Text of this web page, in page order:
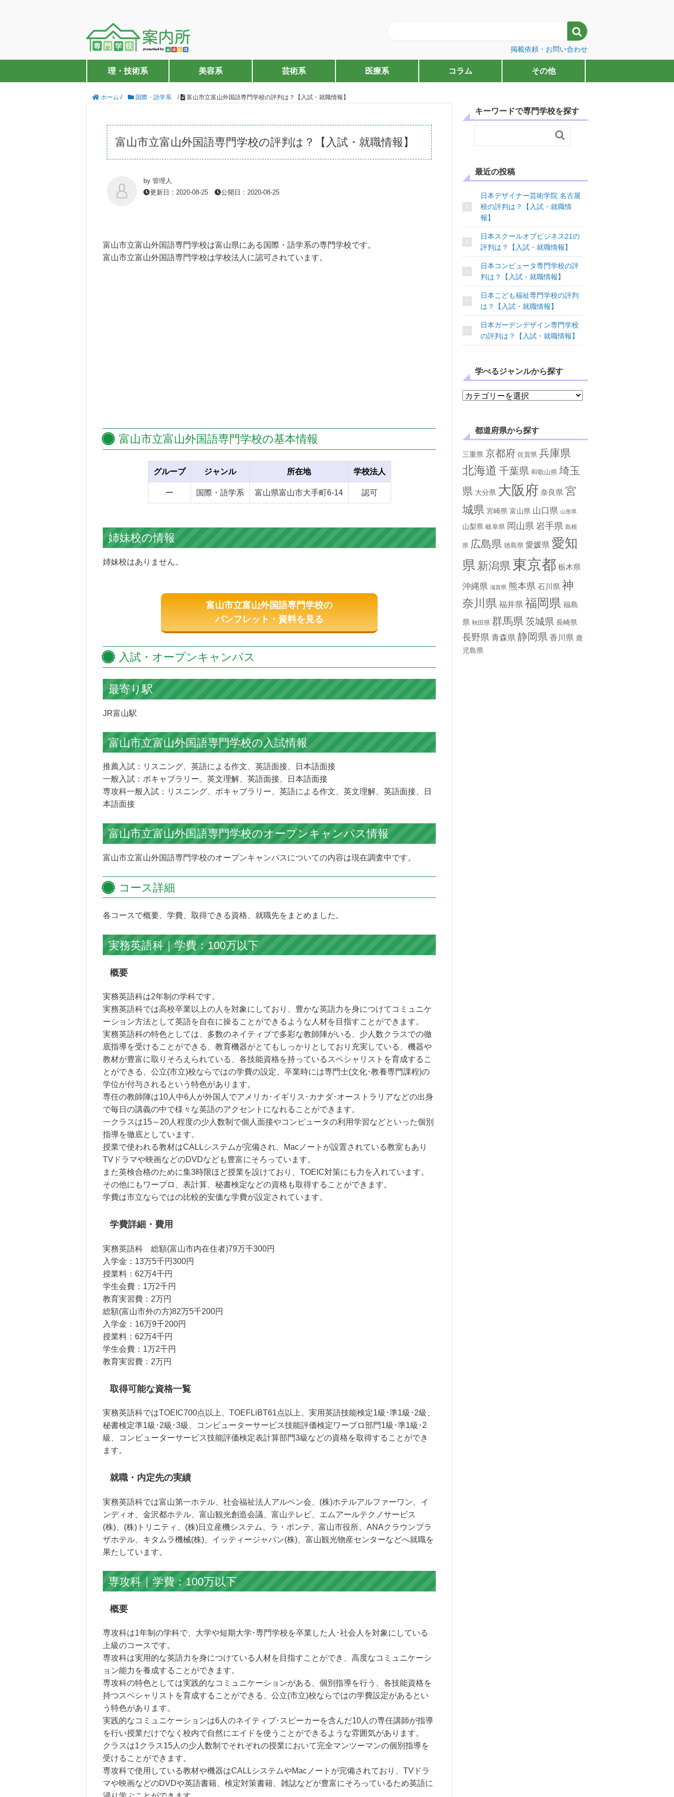

掲載依頼・お問い合わせ
理・技術系 美容系 芸術系 医療系 コラム その他
ホーム / 国際・語学系 / 富山市立富山外国語専門学校の評判は？【入試・就職情報】
富山市立富山外国語専門学校の評判は？【入試・就職情報】
by 管理人
更新日：2020-08-25
公開日：2020-08-25
富山市立富山外国語専門学校は富山県にある国際・語学系の専門学校です。
富山市立富山外国語専門学校は学校法人に認可されています。
富山市立富山外国語専門学校の基本情報
グループ ジャンル 所在地 学校法人
ー 国際・語学系 富山県富山市大手町6-14 認可
姉妹校の情報
姉妹校はありません。
富山市立富山外国語専門学校の
パンフレット・資料を見る
入試・オープンキャンパス
最寄り駅
JR富山駅
富山市立富山外国語専門学校の入試情報
推薦入試：リスニング、英語による作文、英語面接、日本語面接
一般入試：ボキャブラリー、英文理解、英語面接、日本語面接
専攻科一般入試：リスニング、ボキャブラリー、英語による作文、英文理解、英語面接、日
本語面接
富山市立富山外国語専門学校のオープンキャンパス情報
富山市立富山外国語専門学校のオープンキャンパスについての内容は現在調査中です。
コース詳細
各コースで概要、学費、取得できる資格、就職先をまとめました。
実務英語科｜学費：100万以下
概要
実務英語科は2年制の学科です。
実務英語科では高校卒業以上の人を対象にしており、豊かな英語力を身につけてコミュニケ
ーション方法として英語を自在に操ることができるような人材を目指すことができます。
実務英語科の特色としては、多数のネイティブで多彩な教師陣がいる、少人数クラスでの徹
底指導を受けることができる、教育機器がとてもしっかりとしており充実している、機器や
教材が豊富に取りそろえられている、各技能資格を持っているスペシャリストを育成するこ
とができる、公立(市立)校ならではの学費の設定、卒業時には専門士(文化･教養専門課程)の
学位が付与されるという特色があります。
専任の教師陣は10人中6人が外国人でアメリカ･イギリス･カナダ･オーストラリアなどの出身
で毎日の講義の中で様々な英語のアクセントになれることができます。
一クラスは15～20人程度の少人数制で個人面接やコンピュータの利用学習などといった個別
指導を徹底としています。
授業で使われる教材はCALLシステムが完備され、Macノートが設置されている教室もあり
TVドラマや映画などのDVDなども豊富にそろっています。
また英検合格のために集3時限ほど授業を設けており、TOEIC対策にも力を入れています。
その他にもワープロ、表計算、秘書検定などの資格も取得することができます。
学費は市立ならではの比較的安価な学費が設定されています。
学費詳細・費用
実務英語科 総額(富山市内在住者)79万千300円
入学金：13万5千円300円
授業料：62万4千円
学生会費：1万2千円
教育実習費：2万円
総額(富山市外の方)82万5千200円
入学金：16万9千200円
授業料：62万4千円
学生会費：1万2千円
教育実習費：2万円
取得可能な資格一覧
実務英語科ではTOEIC700点以上、TOEFLiBT61点以上、実用英語技能検定1級･準1級･2級、
秘書検定準1級･2級･3級、コンピューターサービス技能評価検定ワープロ部門1級･準1級･2
級、コンピューターサービス技能評価検定表計算部門3級などの資格を取得することができ
ます。
就職・内定先の実績
実務英語科では富山第一ホテル、社会福祉法人アルペン会、(株)ホテルアルファーワン、イ
ンディオ、金沢都ホテル、富山観光創造会議、富山テレビ、エムアールテクノサービス
(株)、(株)トリニティ、(株)日立産機システム、ラ・ポンテ、富山市役所、ANAクラウンプラ
ザホテル、キタムラ機械(株)、イッティージャパン(株)、富山観光物産センターなどへ就職を
果たしています。
専攻科｜学費：100万以下
概要
専攻科は1年制の学科で、大学や短期大学･専門学校を卒業した人･社会人を対象にしている
上級のコースです。
専攻科は実用的な英語力を身につけている人材を目指すことができ、高度なコミュニケーシ
ョン能力を養成することができます。
専攻科の特色としては実践的なコミュニケーションがある、個別指導を行う、各技能資格を
持つスペシャリストを育成することができる、公立(市立)校ならではの学費設定があるとい
う特色があります。
実践的なコミュニケーションは6人のネイティブ･スピーカーを含んだ10人の専任講師が指導
を行い授業だけでなく校内で自然にエイドを使うことができるような雰囲気があります。
クラスは1クラス15人の少人数制でそれぞれの授業において完全マンツーマンの個別指導を
受けることができます。
専攻科で使用している教材や機器はCALLシステムやMacノートが完備されており、TVドラ
マや映画などのDVDや英語書籍、検定対策書籍、雑誌などが豊富にそろっているため英語に
キーワードで専門学校を探す

最近の投稿
日本デザイナー芸術学院 名古屋
校の評判は？【入試・就職情
報】
日本スクールオブビジネス21の
評判は？【入試・就職情報】
日本コンピュータ専門学校の評
判は？【入試・就職情報】
日本こども福祉専門学校の評判
は？【入試・就職情報】
日本ガーデンデザイン専門学校
の評判は？【入試・就職情報】
学べるジャンルから探す
学べるジャンルから探す
都道府県から探す
三重県 京都府 佐賀県 兵庫県
北海道 千葉県 和歌山県 埼玉
県 大分県 大阪府 奈良県 宮
城県 宮崎県 富山県 山口県 山形県
山梨県 岐阜県 岡山県 岩手県 島根
県 広島県 徳島県 愛媛県 愛知
県 新潟県 東京都 栃木県
沖縄県 滋賀県 熊本県 石川県 神
奈川県 福井県 福岡県 福島
県 秋田県 群馬県 茨城県 長崎県
長野県 青森県 静岡県 香川県 鹿
児島県